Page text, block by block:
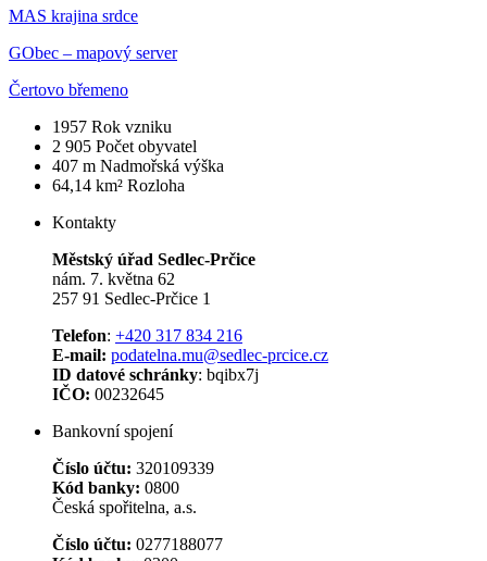
MAS krajina srdce
GObec – mapový server
Čertovo břemeno
1957 Rok vzniku
2 905 Počet obyvatel
407 m Nadmořská výška
64,14 km² Rozloha
Kontakty
Městský úřad Sedlec-Prčice
nám. 7. května 62
257 91 Sedlec-Prčice 1
Telefon: +420 317 834 216
E-mail: podatelna.mu@sedlec-prcice.cz
ID datové schránky: bqibx7j
IČO: 00232645
Bankovní spojení
Číslo účtu: 320109339
Kód banky: 0800
Česká spořitelna, a.s.
Číslo účtu: 0277188077